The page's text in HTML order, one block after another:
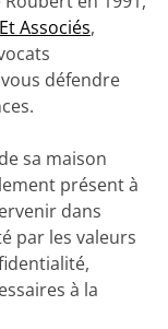
Associés,
défendre
sa maison
présent à
dans
par les valeurs
à la